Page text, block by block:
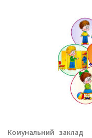
Комунальний заклад